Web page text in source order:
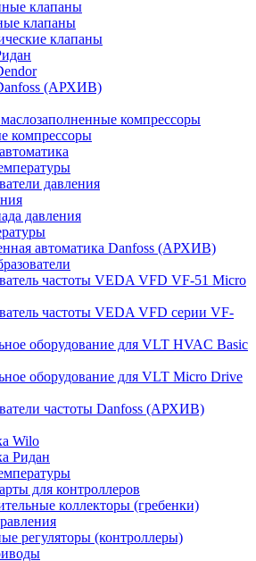
клапаны
клапаны
клапаны
(АРХИВ)
компрессоры
компрессоры
давления
давления
автоматика Danfoss (АРХИВ)
частоты VEDA VFD VF-51 Micro
частоты VEDA VFD серии VF-
оборудование для VLT HVAC Basic
оборудование для VLT Micro Drive
частоты Danfoss (АРХИВ)
Wilo
Ридан
для контроллеров
коллекторы (гребенки)
регуляторы (контроллеры)